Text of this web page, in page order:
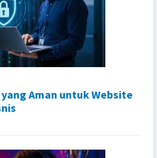
Aman untuk Website